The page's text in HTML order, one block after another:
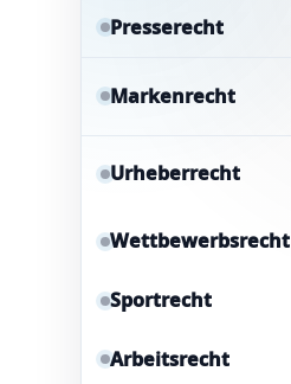
Presserecht
Markenrecht
Urheberrecht
Wettbewerbsrecht
Sportrecht
Arbeitsrecht